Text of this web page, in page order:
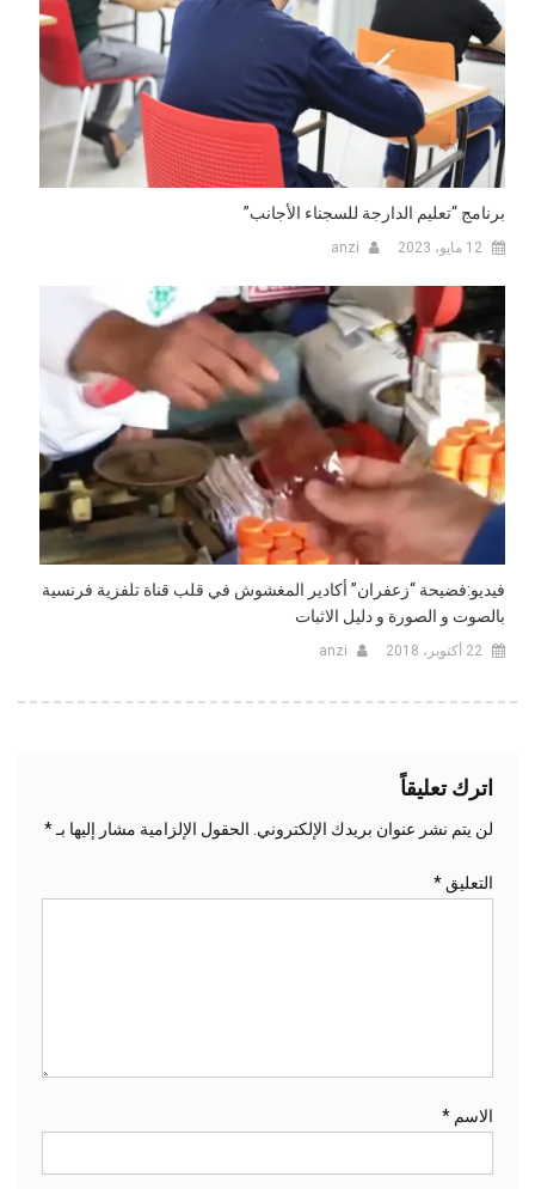
برنامج “تعليم الدارجة للسجناء الأجانب”
12 مايو، 2023 anzi
فيديو:فضيحة “زعفران” أكادير المغشوش في قلب قناة تلفزية فرنسية
بالصوت و الصورة و دليل الاثبات
22 أكتوبر، 2018 anzi
اترك تعليقاً
لن يتم نشر عنوان بريدك الإلكتروني. الحقول الإلزامية مشار إليها بـ*
التعليق*
الاسم *